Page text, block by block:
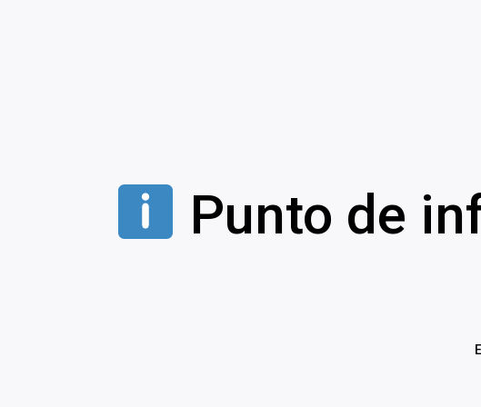
Punto de